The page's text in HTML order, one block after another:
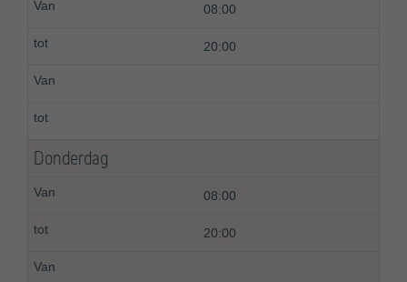
08:00
20:00
Donderdag
08:00
20:00